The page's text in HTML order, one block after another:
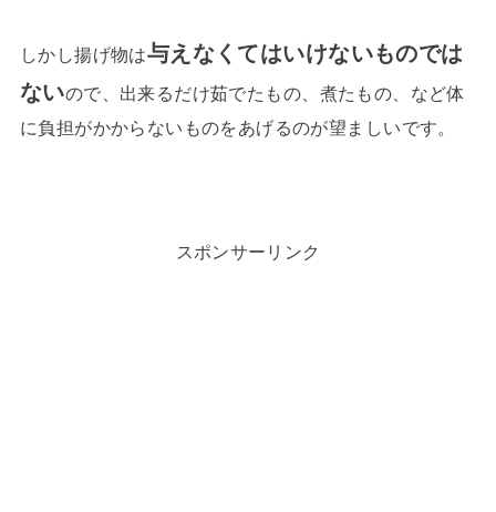
しかし揚げ物は与えなくてはいけないものでは
ないので、出来るだけ茹でたもの、煮たもの、など体
に負担がかからないものをあげるのが望ましいです。
スポンサーリンク